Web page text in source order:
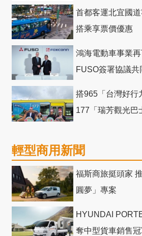
首都客運北宜國
搭乘享票價優惠
鴻海電動車事業
FUSO簽署協議
搭965「台灣好行
177「瑞芳觀光巴
輕型商用新聞
福斯商旅挺頭家
圓夢」專案
HYUNDAI
奪中型貨車銷售